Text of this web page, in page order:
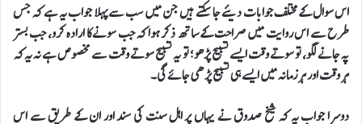
اس سوال کے مختلف جوابات دیئے جا سکتے ہیں جن میں سب سے پہلا جواب یہ ہے کہ جس
طرح سے اس روایت میں صراحت کے ساتھ ذکر ہوا کہ جب سونے کا ارادہ کرو، جب بستر
پہ جانے لگو، تو سوتے وقت ایسے تسبیح پڑھو؛ تو یہ تسبیح سوتے وقت سے مخصوص ہے نہ یہ کہ
ہر وقت اور ہر زمانہ میں ایسے ہی تسبیح پڑھی جائے گی۔
دوسرا جواب یہ کہ شیخ صدوق نے یہاں پر اہل سنت کی سند اور ان کے طریق سے اس